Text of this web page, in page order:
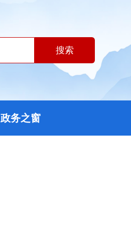
搜索
政务之窗